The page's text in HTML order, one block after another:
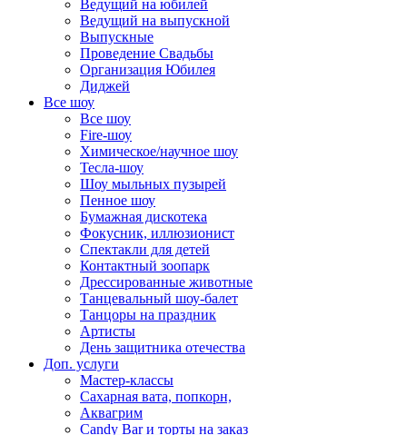
Ведущий на юбилей
Ведущий на выпускной
Выпускные
Проведение Свадьбы
Организация Юбилея
Диджей
Все шоу
Все шоу
Fire-шоу
Химическое/научное шоу
Тесла-шоу
Шоу мыльных пузырей
Пенное шоу
Бумажная дискотека
Фокусник, иллюзионист
Спектакли для детей
Контактный зоопарк
Дрессированные животные
Танцевальный шоу-балет
Танцоры на праздник
Артисты
День защитника отечества
Доп. услуги
Мастер-классы
Сахарная вата, попкорн,
Аквагрим
Candy Bar и торты на заказ